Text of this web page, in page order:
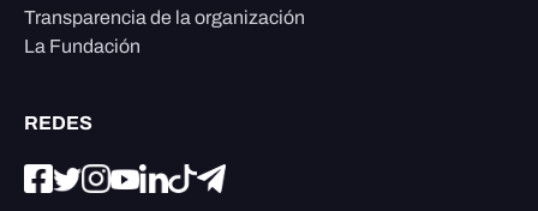
Transparencia de la organización
La Fundación
REDES